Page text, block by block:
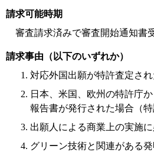
請求可能時期
審査請求済みで審査開始通知書
請求事由（以下のいずれか）
対応外国出願が特許査定さ
日本、米国、欧州の特許庁
報告書が発行された場合（特
出願人による商業上の実施
グリーン技術と関連がある